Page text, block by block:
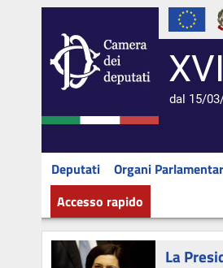
dal 15/
Deputati Organi
Accesso rapido
La